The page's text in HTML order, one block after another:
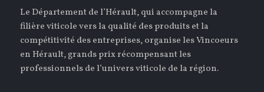
Le Département de l’Hérault, qui accompagne la
filière viticole vers la qualité des produits et la
compétitivité des entreprises, organise les Vincoeurs
en Hérault, grands prix récompensant les
professionnels de l’univers viticole de la région.